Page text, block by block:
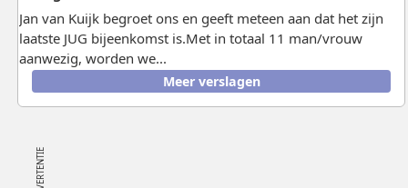
Jan van Kuijk begroet ons en geeft meteen aan dat het zijn
laatste JUG bijeenkomst is.Met in totaal 11 man/vrouw
aanwezig, worden we...
Meer verslagen